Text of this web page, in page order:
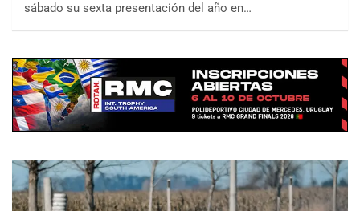
sábado su sexta presentación del año en…